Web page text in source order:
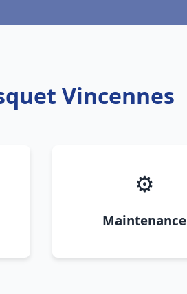
Vincennes
⚙️
Maintenance